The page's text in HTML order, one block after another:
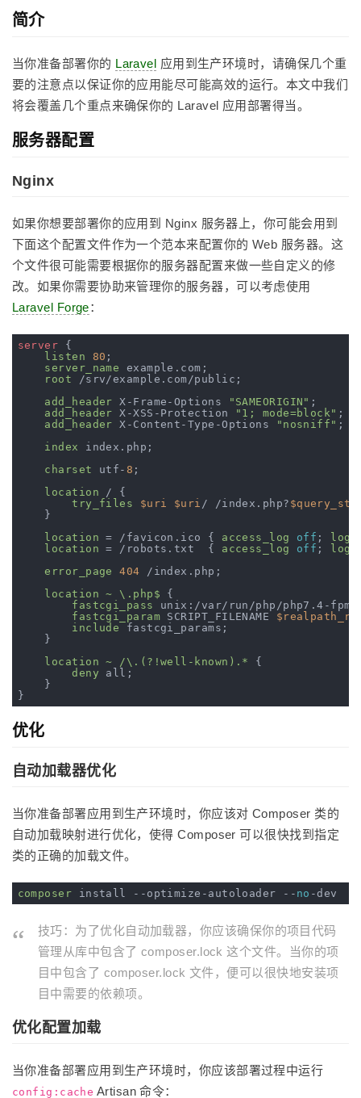
简介
当你准备部署你的 Laravel 应用到生产环境时，请确保几个重
要的注意点以保证你的应用能尽可能高效的运行。本文中我们
将会覆盖几个重点来确保你的 Laravel 应用部署得当。
服务器配置
Nginx
如果你想要部署你的应用到 Nginx 服务器上，你可能会用到
下面这个配置文件作为一个范本来配置你的 Web 服务器。这
个文件很可能需要根据你的服务器配置来做一些自定义的修
改。如果你需要协助来管理你的服务器，可以考虑使用
Laravel Forge：
server {
listen
80 ;
server_name example.com;
root /srv/example.com/public;
add_header X-Frame-Options "SAMEORIGIN" ;
add_header X-XSS-Protection "1; mode=block" ;
add_header X-Content-Type-Options "nosniff" ;
index
index.php;
charset
utf- 8 ;
location / {
try_files
$uri $uri / /index.php?
    }
location = /favicon.ico { access_log off ;
location = /robots.txt  { access_log off ;
error_page
404 /index.php;
location
~ \.php$ {
fastcgi_pass
unix:/var/run/php/php7.4-
fastcgi_param SCRIPT_FILENAME
include fastcgi_params;
    }
location
~ /\.(?!well-known).*
{
deny all;
    }
优化
自动加载器优化
当你准备部署应用到生产环境时，你应该对 Composer 类的
自动加载映射进行优化，使得 Composer 可以很快找到指定
类的正确的加载文件。
composer install --optimize-autoloader -- no
技巧：为了优化自动加载器，你应该确保你的项目代码
管理从库中包含了 composer.lock 这个文件。当你的项
目中包含了 composer.lock 文件，便可以很快地安装项
目中需要的依赖项。
优化配置加载
当你准备部署应用到生产环境时，你应该部署过程中运行
config:cache Artisan 命令：